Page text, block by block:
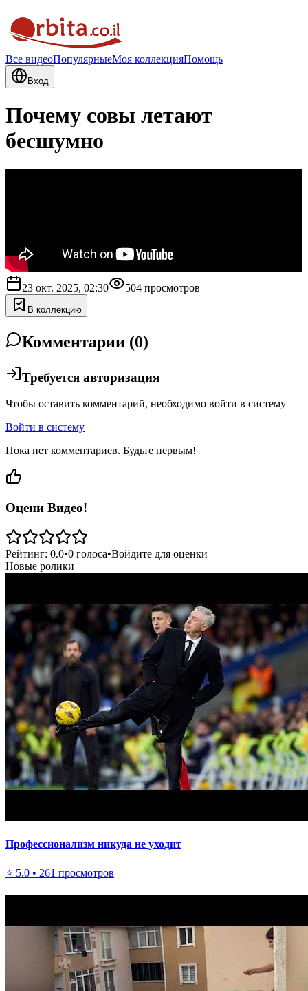
Все видеоПопулярныеМоя коллекцияПомощь
Вход
Почему совы летают
бесшумно
23 окт. 2025, 02:30 504 просмотров
В коллекцию
Комментарии (0)
Требуется авторизация
Чтобы оставить комментарий, необходимо войти в систему
Войти в систему
Пока нет комментариев. Будьте первым!
Оцени Видео!
Рейтинг: 0.0•0 голоса•Войдите для оценки
Новые ролики
Профессионализм никуда не уходит
⭐ 5.0 • 261 просмотров